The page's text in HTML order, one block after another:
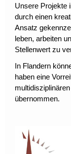
Unsere Projekte
durch einen
Ansatz
leben, arbeiten
Stellenwert zu
In Flandern
haben eine
übernommen.